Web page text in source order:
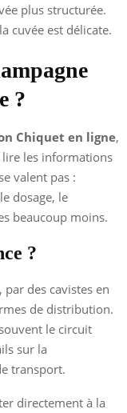
plus structurée.
cuvée est délicate.
?
Chiquet en ligne,
les informations
valent pas :
dosage, le
beaucoup moins.
?
des cavistes en
de distribution.
le circuit
sur la
transport.
directement à la